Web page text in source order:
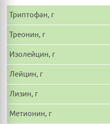
Триптофан, г
Треонин, г
Изолейцин, г
Лейцин, г
Лизин, г
Метионин, г